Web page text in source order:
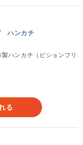
ハンカチ
ハンカチ（ビションフリ
る